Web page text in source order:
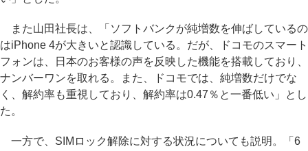
また山田社長は、「ソフトバンクが純増数を伸ばしているの
はiPhone 4が大きいと認識している。だが、ドコモのスマート
フォンは、日本のお客様の声を反映した機能を搭載しており、
ナンバーワンを取れる。また、ドコモでは、純増数だけでな
く、解約率も重視しており、解約率は0.47％と一番低い」とし
た。
一方で、SIMロック解除に対する状況についても説明。「6